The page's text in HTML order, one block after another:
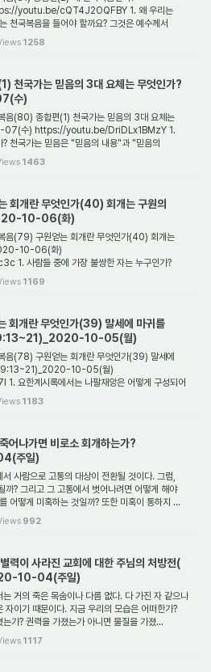
youtu.be/cQT4J2OQFBY 1. 왜 우리는
천국복음을 들어야 할까요? 그것은 예수께서
1258
천국가는 믿음의 3대 요체는 무엇인가?
수)
음(80) 종합편(1) 천국가는 믿음의 3대 요체는
07(수) https://youtu.be/DriDLx1BMzY 1.
천국가는 믿음은 "믿음의 내용"과 "믿음의
1463
회개란 무엇인가(40) 회개는 구원의
10-06(화)
음(79) 구원얻는 회개란 무엇인가(40) 회개는
10-06(화)
사람들 중에 가장 불쌍한 자는 누구인가?
까요? 혹시 ...
1169
회개란 무엇인가(39) 말세에 마귀를
9:13~21)_2020-10-05(월)
음(78) 구원얻는 회개란 무엇인가(39) 말세에
9:13~21)_2020-10-05(월)
한계시록에서는 나팔재앙은 어떻게 구성되어
1183
어나가면 비로소 회개하는가?
주일)
사람으로 고통의 대상이 전환될 것이다. 그럼,
까? 그리고 그 고통에서 벗어나려면 어떻게 해야
어떻게 미혹하는 것일까? 또한 미혹이 통하지 ...
992
력이 사라진 교회에 대한 주님의 처방전(
10-04(주일)
거의 죽은 목숨이나 다름 없다. 다 가진 자 같으나
자이기 때문이다. 지금 우리의 모습은 어떠한가?
가? 권력을 가졌는가 아니면 물질을 가졌...
1117